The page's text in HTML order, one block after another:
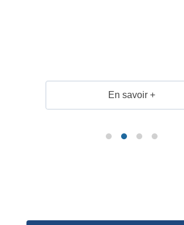
En savoir +